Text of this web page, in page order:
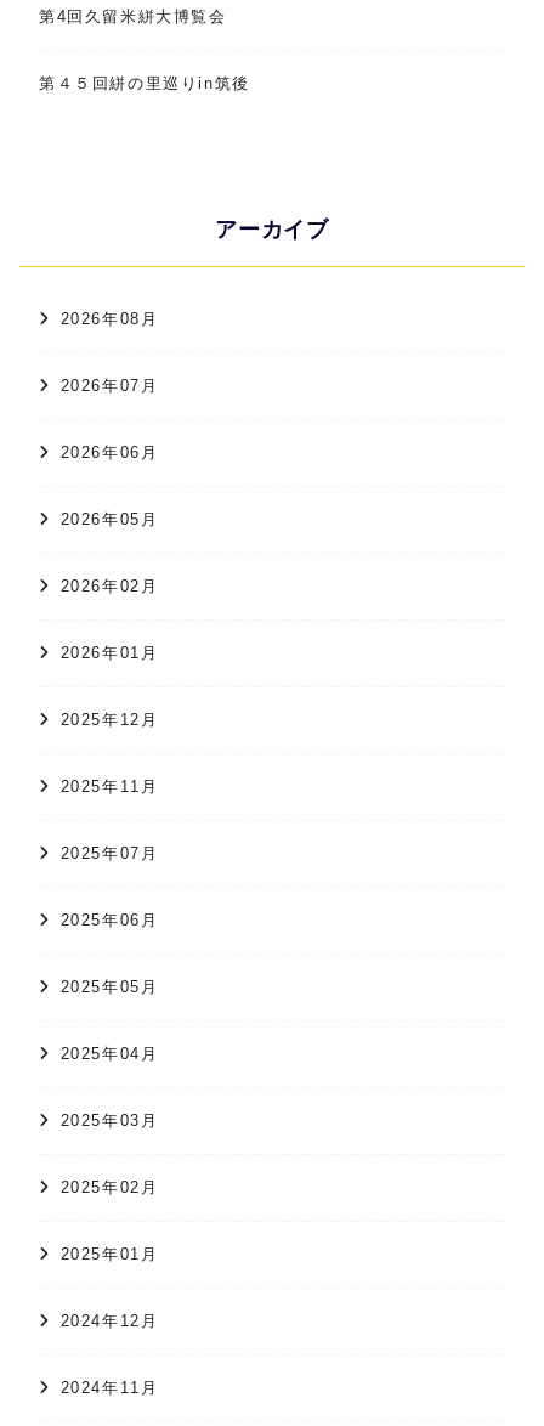
第4回久留米絣大博覧会
第４５回絣の里巡りin筑後
アーカイブ
2026年08月
2026年07月
2026年06月
2026年05月
2026年02月
2026年01月
2025年12月
2025年11月
2025年07月
2025年06月
2025年05月
2025年04月
2025年03月
2025年02月
2025年01月
2024年12月
2024年11月